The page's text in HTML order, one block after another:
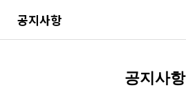
공지사항
공지사항